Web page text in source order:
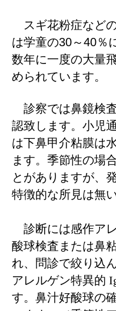
スギ花粉症など
は学童の30～40％
数年に一度の大量
められています。
診察では鼻鏡検
認致します。小児
は下鼻甲介粘膜は
ます。 季節性の場
とがありますが、
特徴的な所見は無
診断には感作ア
酸球検査または鼻
れ、問診で絞り込
アレルゲン特異的
す。 鼻汁好酸球の